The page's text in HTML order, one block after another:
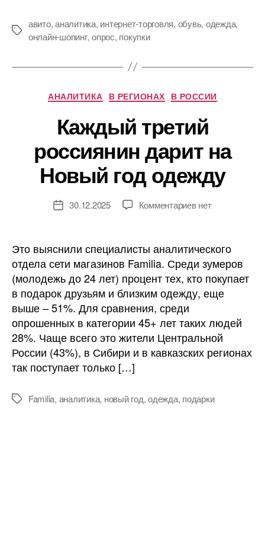
Метки
авито,аналитика, интернет-торговля, обувь, одежда,
онлайн-шопинг,опрос, покупки
Рубрики
АНАЛИТИКА В РЕГИОНАХ В РОССИИ
Каждый третий
россиянин дарит на
Новый год одежду
Дата30.12.2025 Комментариевк
россиянин
дарит
на
Новый
одежду
нет
Это выяснили специалисты аналитического
отдела сети магазинов Familia. Среди зумеров
(молодежь до 24 лет) процент тех, кто покупает
в подарок друзьям и близким одежду, еще
выше – 51%. Для сравнения, среди
опрошенных в категории 45+ лет таких людей
28%. Чаще всего это жители Центральной
России (43%), в Сибири и в кавказских регионах
так поступает только […]
МеткиFamilia, аналитика, новый год,одежда, подарки